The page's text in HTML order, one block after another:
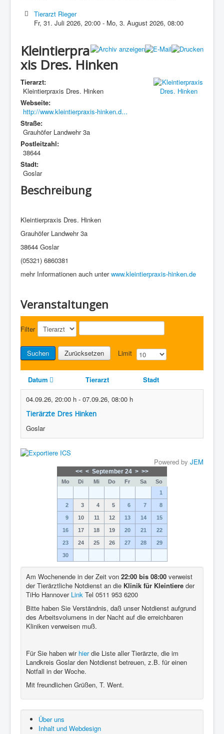
Tierarzt Rieger
Fr, 31. Juli 2026,20:00 - Mo, 3. August 2026,08:00
Kleintierpra
xis Dres. Hinken
Tierarzt:
Kleintierpraxis Dres. Hinken
Webseite:
http://www.kleintierpraxis-hinken.d...
Straße:
Grauhöfer Landwehr 3a
Postleitzahl:
38644
Stadt:
Goslar
Beschreibung
Kleintierpraxis Dres. Hinken
Grauhöfer Landwehr 3a
38644 Goslar
(05321) 6860381
mehr Informationen auch unterwww.kleintierpraxis-hinken.de
Veranstaltungen
Filter
Suchen Zurücksetzen Limit
Datum Tierarzt Stadt
04.09.26, 20:00 h - 07.09.26, 08:00 h
Tierärzte Dres Hinken
Goslar
Powered by JEM
<< < September 24 > >>
Mo Di Mi Do Fr Sa
So
1
2 3 4 5 6 7 8
9 10 11 12 13 14 15
16 17 18 19 20 21 22
23 24 25 26 27 28 29
30
Am Wochenende in der Zeit von 22:00 bis 08:00 verweist
der Tierärztliche Notdienst an die Klinik für Kleintiere der
TiHo Hannover Link Tel 0511 953 6200
Bitte haben Sie Verständnis, daß unser Notdienst aufgrund
des Arbeitsvolumens in der Nacht auf die erreichbaren
Kliniken verweisen muß.
Für Sie haben wir hierdie Liste aller Tierärzte, die im
Landkreis Goslar den Notdienst betreuen, z.B. für einen
Notfall in der Woche.
Mit freundlichen Grüßen, T. Went.
Über uns
Inhalt und Webdesign